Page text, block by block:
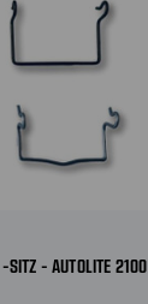
SITZ - AUTOLITE 2100